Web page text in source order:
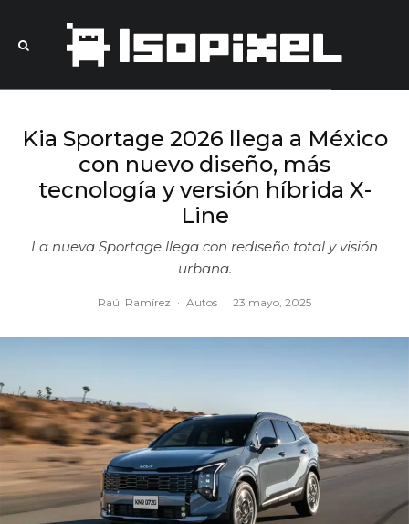
Kia Sportage 2026 llega a México
con nuevo diseño, más
tecnología y versión híbrida X-
Line
La nueva Sportage llega con rediseño total y visión
urbana.
Raúl Ramírez · Autos · 23 mayo, 2025